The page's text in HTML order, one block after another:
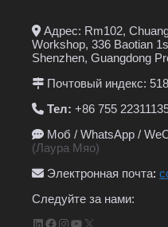
Адрес: Rm102,
Workshop, 336 Baotian
Shenzhen, Guangdong
Почтовый индекс:
Тел: +86 755
Моб / WhatsApp /
(Лаура Мяо)
Электронная почта:
Следуйте за нами:
LinkedIn
Facebook
Instagram
YouTube
X